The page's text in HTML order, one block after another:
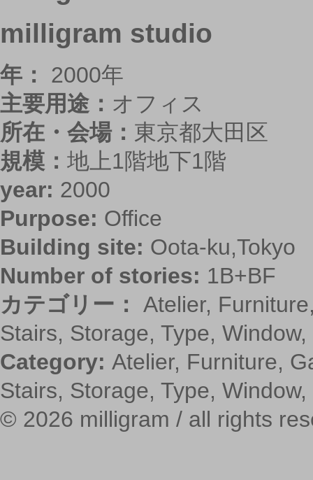
milligram studio
年：
2000年
主要用途： オフィス
所在・会場： 東京都大田区
規模： 地上1階地下1階
year: 2000
Purpose: Office
Building site: Oota-ku,Tokyo
Number of stories: 1B+BF
カテゴリー：
Atelier, Furniture
Stairs, Storage, Type, Window,
Category: Atelier, Furniture,
Stairs, Storage, Type, Window,
© 2026 milligram / all rights